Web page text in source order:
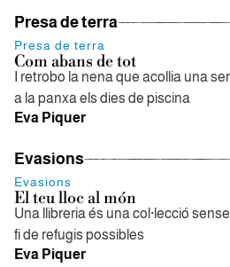
Presa de terra
Presa de terra
Com abans de tot
I retrobo la nena que acollia una
a la panxa els dies de piscina
Eva Piquer
Evasions
Evasions
El teu lloc al món
Una llibreria és una col·lecció sense
fi de refugis possibles
Eva Piquer